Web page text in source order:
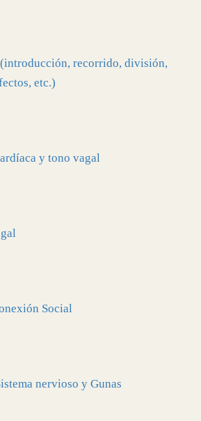
recorrido, división,
etc.)
y tono vagal
Social
nervioso y Gunas